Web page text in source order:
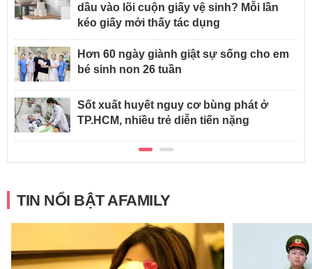
dầu vào lõi cuộn giấy vệ sinh? Mỗi lần
kéo giấy mới thấy tác dụng
Hơn 60 ngày giành giật sự sống cho em
bé sinh non 26 tuần
Sốt xuất huyết nguy cơ bùng phát ở
TP.HCM, nhiều trẻ diễn tiến nặng
TIN NỔI BẬT AFAMILY